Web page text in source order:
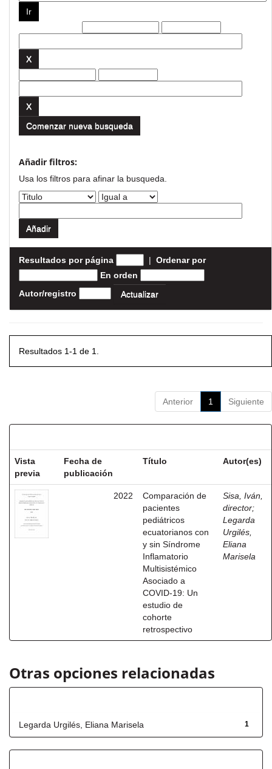
Comenzar nueva busqueda
Añadir filtros:
Usa los filtros para afinar la busqueda.
Resultados por página | Ordenar por
En orden
Autor/registro
Resultados 1-1 de 1.
Anterior 1 Siguiente
Vista
previa
Fecha de
publicación
Título Autor(es)
2022
Comparación de
pacientes
pediátricos
ecuatorianos con
y sin Síndrome
Inflamatorio
Multisistémico
Asociado a
COVID-19: Un
estudio de
cohorte
retrospectivo
Sisa, Iván,
director;
Legarda
Urgilés,
Eliana
Marisela
Otras opciones relacionadas
1
Legarda Urgilés, Eliana Marisela